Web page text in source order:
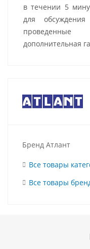
в течении 5
для
проведенные
дополнительная
Бренд Атлант
Все товары
Все товары